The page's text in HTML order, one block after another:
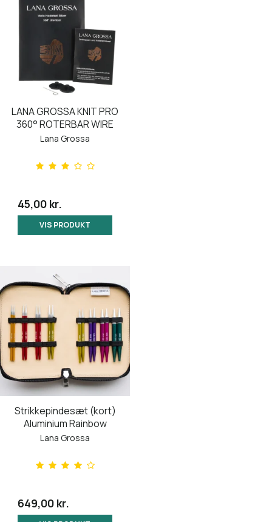
LANA GROSSA KNIT PRO
360° ROTERBAR WIRE
Lana Grossa
45,00 kr.
VIS PRODUKT
Strikkepindesæt (kort)
Aluminium Rainbow
Lana Grossa
649,00 kr.